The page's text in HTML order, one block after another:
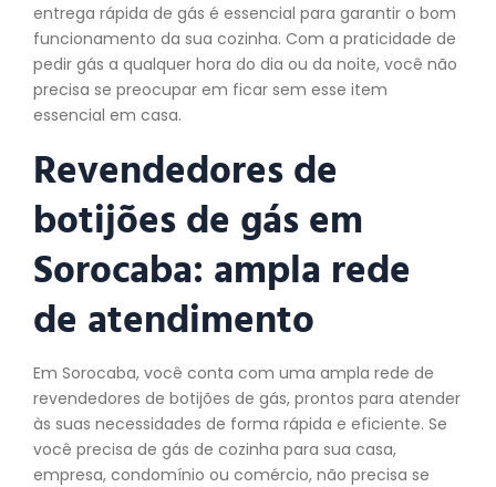
entrega rápida de gás é essencial para garantir o bom
funcionamento da sua cozinha. Com a praticidade de
pedir gás a qualquer hora do dia ou da noite, você não
precisa se preocupar em ficar sem esse item
essencial em casa.
Revendedores de
botijões de gás em
Sorocaba: ampla rede
de atendimento
Em Sorocaba, você conta com uma ampla rede de
revendedores de botijões de gás, prontos para atender
às suas necessidades de forma rápida e eficiente. Se
você precisa de gás de cozinha para sua casa,
empresa, condomínio ou comércio, não precisa se